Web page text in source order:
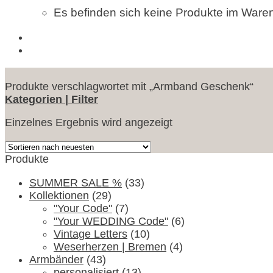
Es befinden sich keine Produkte im
Produkte verschlagwortet mit „Armband Geschenk“
Kategorien | Filter
Einzelnes Ergebnis wird angezeigt
Produkte
SUMMER SALE % (33)
Kollektionen (29)
"Your Code" (7)
"Your WEDDING Code" (6)
Vintage Letters (10)
Weserherzen | Bremen (4)
Armbänder (43)